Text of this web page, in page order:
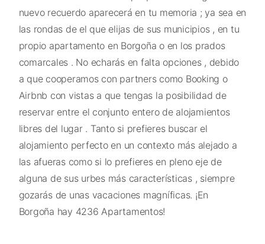
nuevo recuerdo aparecerá en tu memoria ; ya sea en
las rondas de el que elijas de sus municipios , en tu
propio apartamento en Borgoña o en los prados
comarcales . No echarás en falta opciones , debido
a que cooperamos con partners como Booking o
Airbnb con vistas a que tengas la posibilidad de
reservar entre el conjunto entero de alojamientos
libres del lugar . Tanto si prefieres buscar el
alojamiento perfecto en un contexto más alejado a
las afueras como si lo prefieres en pleno eje de
alguna de sus urbes más características , siempre
gozarás de unas vacaciones magníficas. ¡En
Borgoña hay 4236 Apartamentos!